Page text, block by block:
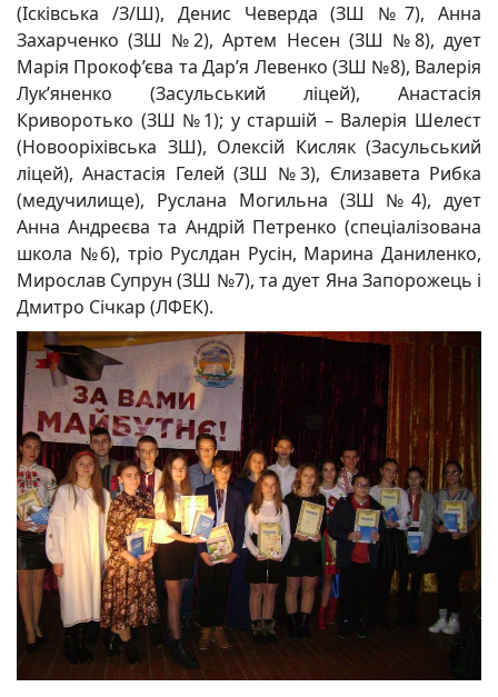
(Ісківська /З/Ш), Денис Чеверда (ЗШ №7), Анна
Захарченко (ЗШ №2), Артем Несен (ЗШ №8), дует
Марія Прокоф’єва та Дар’я Левенко (ЗШ №8), Валерія
Лук’яненко (Засульський ліцей), Анастасія
Криворотько (ЗШ №1); у старшій – Валерія Шелест
(Новооріхівська ЗШ), Олексій Кисляк (Засульський
ліцей), Анастасія Гелей (ЗШ №3), Єлизавета Рибка
(медучилище), Руслана Могильна (ЗШ №4), дует
Анна Андреєва та Андрій Петренко (спеціалізована
школа №6), тріо Руслдан Русін, Марина Даниленко,
Мирослав Супрун (ЗШ №7), та дует Яна Запорожець і
Дмитро Січкар (ЛФЕК).